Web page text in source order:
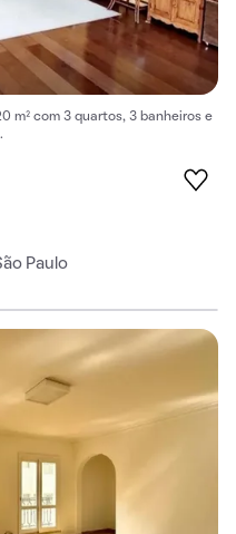
m² com 3 quartos, 3 banheiros e
Paulo